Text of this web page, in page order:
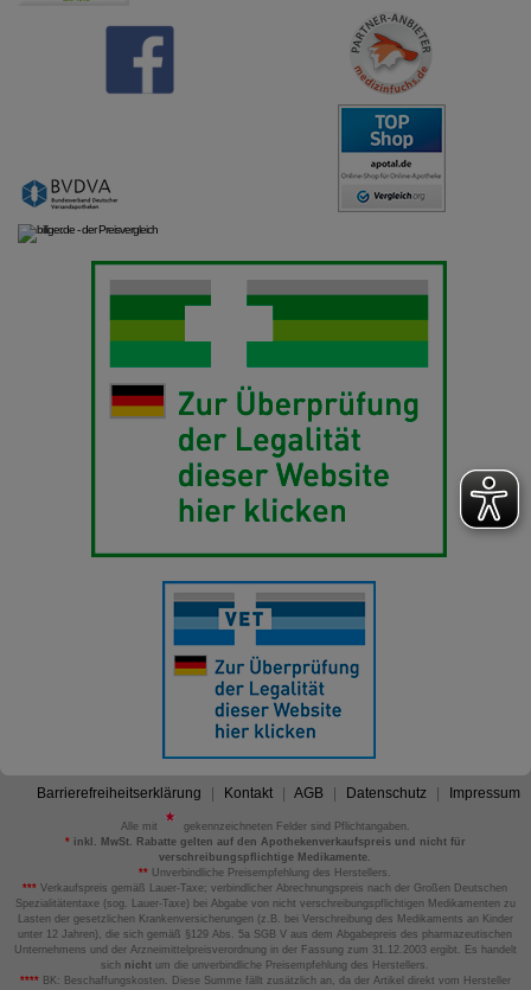
Barrierefreiheitserklärung Kontakt AGB Datenschutz Impressum
Alle mit
gekennzeichneten Felder sind Pflichtangaben.
*inkl. MwSt. Rabatte gelten auf den Apothekenverkaufspreis und nicht für
verschreibungspflichtige Medikamente.
** Unverbindliche Preisempfehlung des Herstellers.
*** Verkaufspreis gemäß Lauer-Taxe; verbindlicher Abrechnungspreis nach der Großen Deutschen
Spezialitätentaxe (sog. Lauer-Taxe) bei Abgabe von nicht verschreibungspflichtigen Medikamenten zu
Lasten der gesetzlichen Krankenversicherungen (z.B. bei Verschreibung des Medikaments an Kinder
unter 12 Jahren), die sich gemäß §129 Abs. 5a SGB V aus dem Abgabepreis des pharmazeutischen
Unternehmens und der Arzneimittelpreisverordnung in der Fassung zum 31.12.2003 ergibt. Es handelt
sich nicht um die unverbindliche Preisempfehlung des Herstellers.
****BK: Beschaffungskosten. Diese Summe fällt zusätzlich an, da der Artikel direkt vom Hersteller